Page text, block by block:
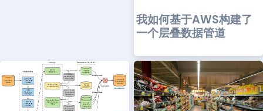
我如何基于AWS构建了
一个层叠数据管道